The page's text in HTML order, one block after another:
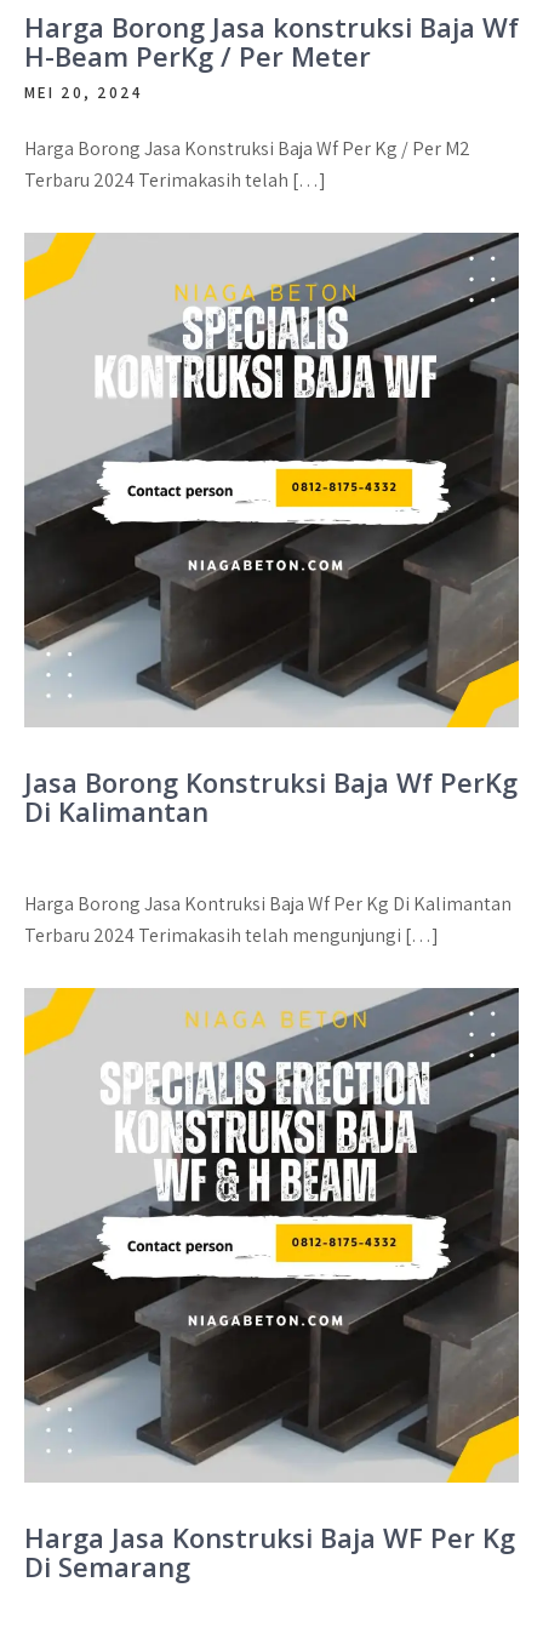
Harga Borong Jasa konstruksi Baja Wf
H-Beam PerKg / Per Meter
MEI 20, 2024
Harga Borong Jasa Konstruksi Baja Wf Per Kg / Per M2
Terbaru 2024 Terimakasih telah […]
Jasa Borong Konstruksi Baja Wf PerKg
Di Kalimantan
Harga Borong Jasa Kontruksi Baja Wf Per Kg Di Kalimantan
Terbaru 2024 Terimakasih telah mengunjungi […]
Harga Jasa Konstruksi Baja WF Per Kg
Di Semarang